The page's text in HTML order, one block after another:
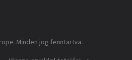
Minden jog fenntartva.